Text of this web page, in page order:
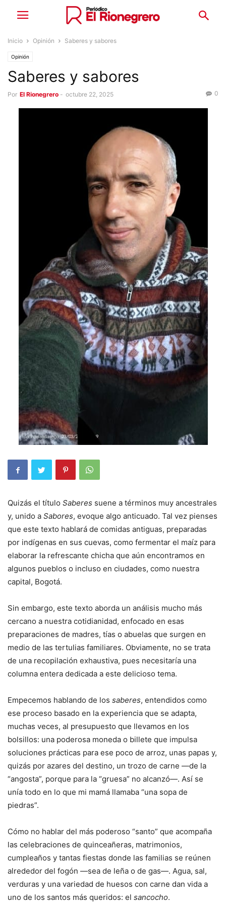
Inicio Opinión Saberes y sabores
Opinión
Saberes y sabores
Por El Rionegrero - octubre 22, 2025 0
Quizás el título Saberes suene a términos muy ancestrales
y, unido a Sabores, evoque algo anticuado. Tal vez pienses
que este texto hablará de comidas antiguas, preparadas
por indígenas en sus cuevas, como fermentar el maíz para
elaborar la refrescante chicha que aún encontramos en
algunos pueblos o incluso en ciudades, como nuestra
capital, Bogotá.
Sin embargo, este texto aborda un análisis mucho más
cercano a nuestra cotidianidad, enfocado en esas
preparaciones de madres, tías o abuelas que surgen en
medio de las tertulias familiares. Obviamente, no se trata
de una recopilación exhaustiva, pues necesitaría una
columna entera dedicada a este delicioso tema.
Empecemos hablando de los saberes, entendidos como
ese proceso basado en la experiencia que se adapta,
muchas veces, al presupuesto que llevamos en los
bolsillos: una poderosa moneda o billete que impulsa
soluciones prácticas para ese poco de arroz, unas papas y,
quizás por azares del destino, un trozo de carne —de la
“angosta”, porque para la “gruesa” no alcanzó—. Así se
unía todo en lo que mi mamá llamaba “una sopa de
piedras”.
Cómo no hablar del más poderoso “santo” que acompaña
las celebraciones de quinceañeras, matrimonios,
cumpleaños y tantas fiestas donde las familias se reúnen
alrededor del fogón —sea de leña o de gas—. Agua, sal,
verduras y una variedad de huesos con carne dan vida a
uno de los santos más queridos: el sancocho.